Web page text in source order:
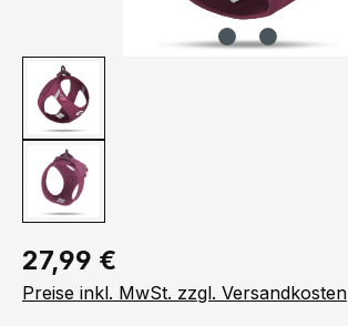
Regulärer Preis:
27,99 €
Preise inkl. MwSt. zzgl. Versandkosten